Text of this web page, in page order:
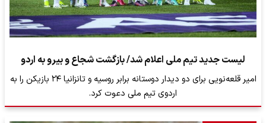
لیست جدید تیم ملی اعلام شد/ بازگشت شجاع و بیرو به اردو
امیر قلعه‌نویی برای دو دیدار دوستانه برابر روسیه و تانزانیا ۲۴ بازیکن را به
اردوی تیم ملی دعوت کرد.